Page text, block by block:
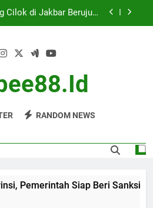
Ruas Jalan dan 10 RT
Bantuan Masih Dibutuhkan
Cilok di Jakbar Berujung
23 Ruas Jalan dan 10 RT
RANDOM NEWS
Pemerintah Siap Beri Sanksi